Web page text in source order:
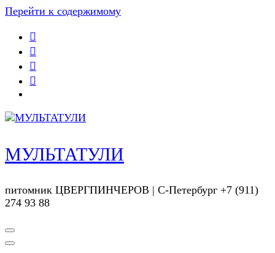
Перейти к содержимому
МУЛЬТАТУЛИ
питомник ЦВЕРГПИНЧЕРОВ | С-Петербург +7 (911)
274 93 88